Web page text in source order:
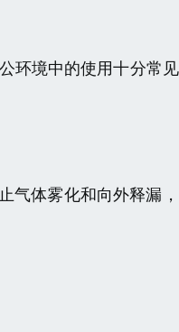
环境中的使用十分常
气体雾化和向外释漏